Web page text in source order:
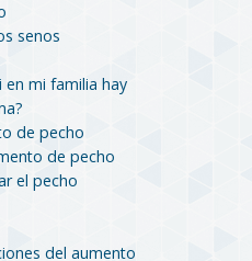
senos
en mi familia hay
de pecho
de pecho
el pecho
del aumento